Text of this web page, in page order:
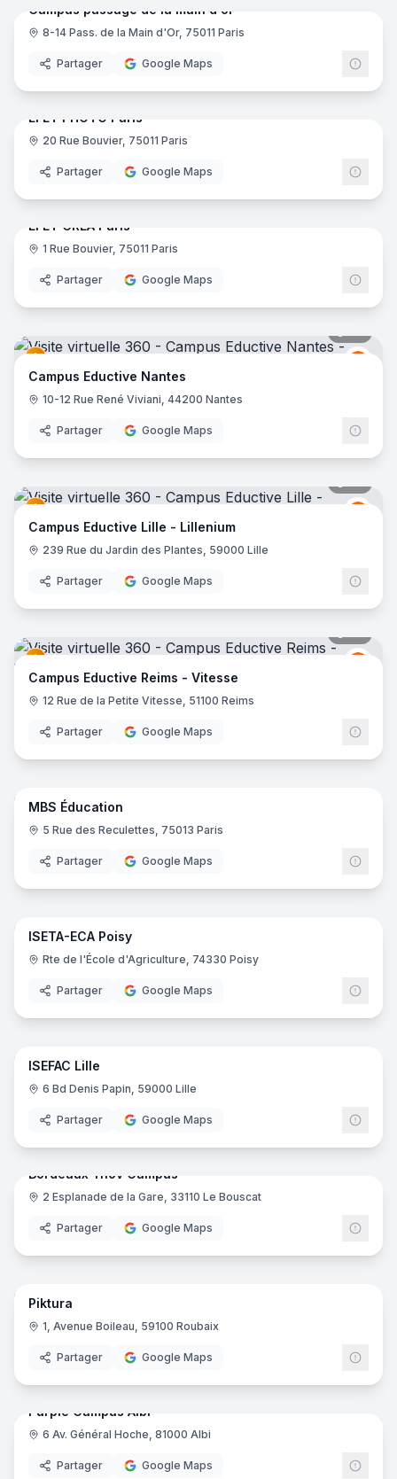
Campus passage de la main d'or
8-14 Pass. de la Main d'Or, 75011 Paris
Partager Google Maps
25
EFET PHOTO Paris
20 Rue Bouvier, 75011 Paris
Partager Google Maps
36
EFET CREA Paris
1 Rue Bouvier, 75011 Paris
Partager Google Maps
Campus Eductive Nantes
10-12 Rue René Viviani, 44200 Nantes
Partager Google Maps
Campus Eductive Lille - Lillenium
239 Rue du Jardin des Plantes, 59000 Lille
Partager Google Maps
Campus Eductive Reims - Vitesse
12 Rue de la Petite Vitesse, 51100 Reims
Partager Google Maps
35
MBS Éducation
5 Rue des Reculettes, 75013 Paris
Partager Google Maps
49
ISETA-ECA Poisy
Rte de l'École d'Agriculture, 74330 Poisy
Partager Google Maps
23
ISEFAC Lille
6 Bd Denis Papin, 59000 Lille
Partager Google Maps
61
Bordeaux Ynov Campus
2 Esplanade de la Gare, 33110 Le Bouscat
Partager Google Maps
36
Piktura
1, Avenue Boileau, 59100 Roubaix
Partager Google Maps
15
Purple Campus Albi
6 Av. Général Hoche, 81000 Albi
Partager Google Maps